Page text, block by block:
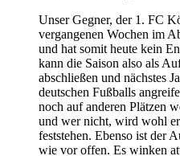
Unser Gegner, der 1. FC
vergangenen Wochen im
und hat somit heute kein
kann die Saison also als
abschließen und nächstes
deutschen Fußballs
noch auf anderen Plätzen
und wer nicht, wird wohl
feststehen. Ebenso ist der
wie vor offen. Es winken